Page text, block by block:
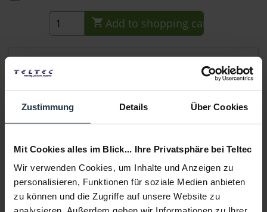
Zustimmung Details Über Cookies
Mit Cookies alles im Blick... Ihre Privatsphäre bei Teltec
Wir verwenden Cookies, um Inhalte und Anzeigen zu
personalisieren, Funktionen für soziale Medien anbieten
zu können und die Zugriffe auf unsere Website zu
Add to shopping cart
Hauptmerkmale Innenseite aus weichem Nylon
Consultation
Manufacturer & Product Safety Information